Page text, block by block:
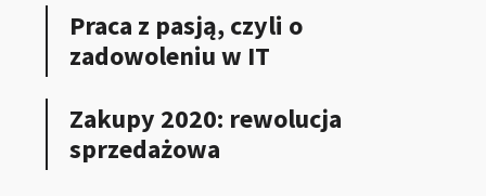
Praca z pasją, czyli o
zadowoleniu w IT
Zakupy 2020: rewolucja
sprzedażowa